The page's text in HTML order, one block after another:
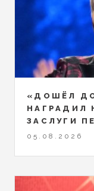
«ДОШЁЛ
НАГРАДИЛ
ЗАСЛУГИ
05.08.2026